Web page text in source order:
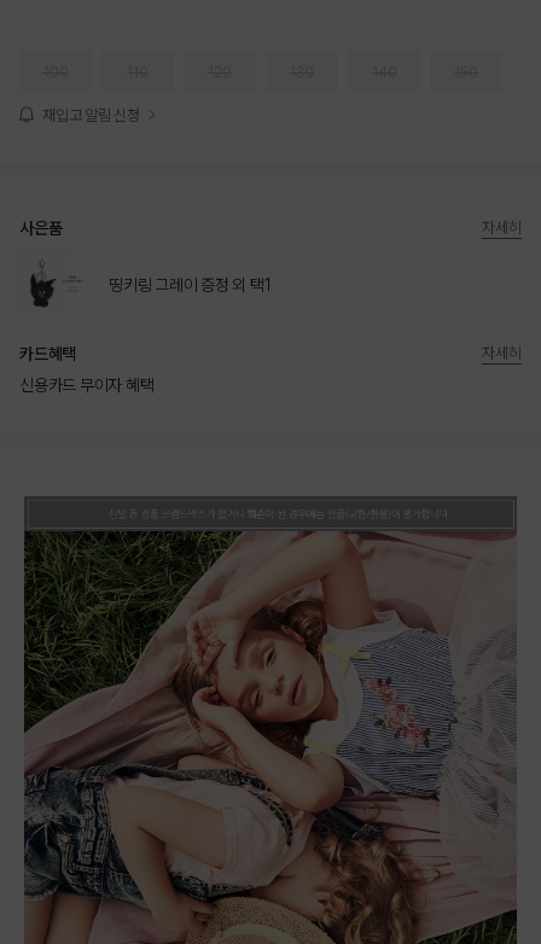
재입고 알림 신청
사은품
띵키링 그레이 증정 외 택1
자세히
카드혜택
신용카드 무이자 혜택
자세히